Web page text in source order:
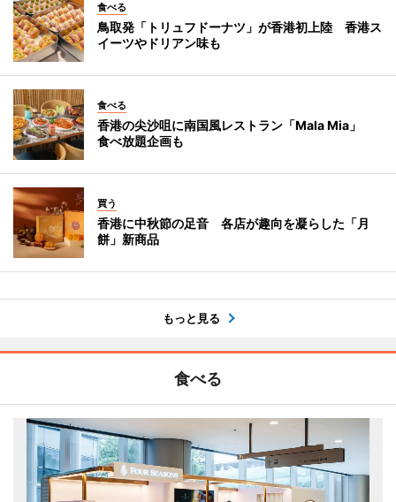
食べる
鳥取発「トリュフドーナツ」が香港初上陸 香港ス
イーツやドリアン味も
食べる
香港の尖沙咀に南国風レストラン「Mala Mia」
食べ放題企画も
買う
香港に中秋節の足音 各店が趣向を凝らした「月
餅」新商品
もっと見る
食べる